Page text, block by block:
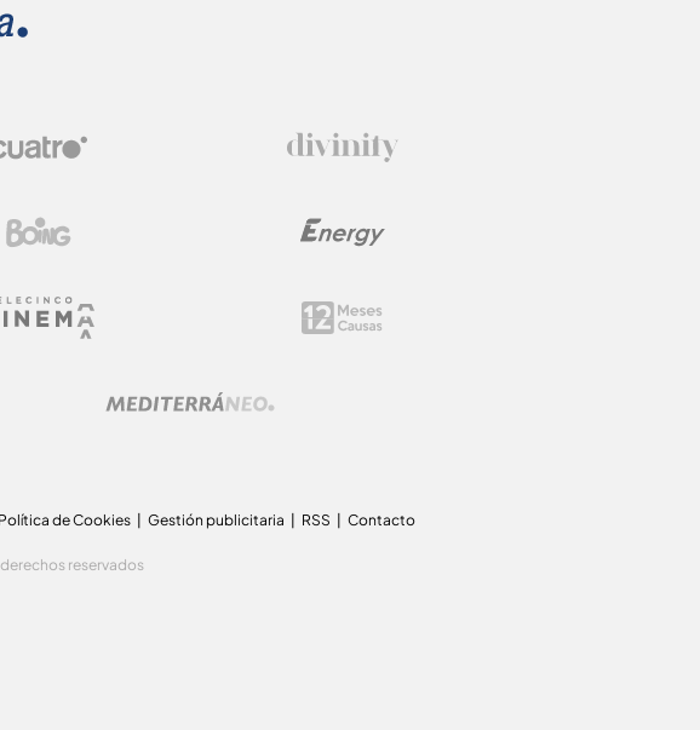
Política de Cookies Gestión publicitaria RSS Contacto
reservados